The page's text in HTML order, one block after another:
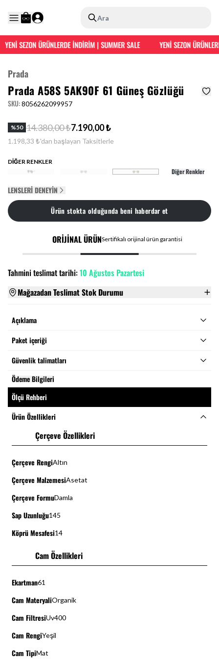
Ara
YENİ SEZON ÜRÜNLERDE İNDİRİM | SUMMER SALE YENİ SEZON
Prada
Prada A58S 5AK90F 61 Güneş Gözlüğü
SKU:8056262099957
%50 14.380,00 ₺7.190,00 ₺
1.198,33 ₺'dan başlayan Taksitlerle
DİĞER RENKLER
Diğer Renkler
LENSLERI DENEYIN
Ürün stokta olduğunda beni haberdar et
ORİJİNAL ÜRÜNSertifikalı orijinal ürün garantisi
Tahmini teslimat tarihi:10 Ağustos Pazartesi
Mağazadan Teslimat Stok Durumu
Açıklama
Paket içeriği
Güvenlik talimatları
Ödeme Bilgileri
Ölçü Rehberi
Ürün Özellikleri
Çerçeve Özellikleri
Çerçeve RengiAltın
Çerçeve MalzemesiAsetat
Çerçeve FormuDamla
Sap Uzunluğu145
Köprü Mesafesi14
Cam Özellikleri
Ekartman61
Cam MateryaliOrganik
Cam FiltresiUv400
Cam RengiYeşil
Cam TipiMat